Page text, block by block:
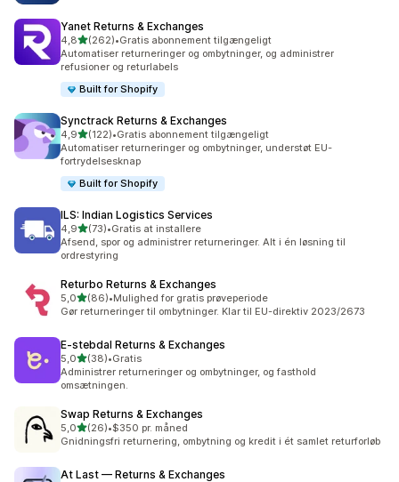
Yanet Returns & Exchanges
4,8ud af 5 stjerner
(262)
262 anmeldelser i alt
•Gratis abonnement tilgængeligt
Automatiser returneringer og ombytninger, og administrer
refusioner og returlabels
Built for Shopify
Synctrack Returns & Exchanges
4,9ud af 5 stjerner
(122)
122 anmeldelser i alt
•Gratis abonnement tilgængeligt
Automatiser returneringer og ombytninger, understøt EU-
fortrydelsesknap
Built for Shopify
ILS: Indian Logistics Services
4,9ud af 5 stjerner
(73)
73 anmeldelser i alt
•Gratis at installere
Afsend, spor og administrer returneringer. Alt i én løsning til
ordrestyring
Returbo Returns & Exchanges
5,0ud af 5 stjerner
(86)
86 anmeldelser i alt
•Mulighed for gratis prøveperiode
Gør returneringer til ombytninger. Klar til EU-direktiv 2023/2673
E‑stebdal Returns & Exchanges
5,0ud af 5 stjerner
(38)
38 anmeldelser i alt
•Gratis
Administrer returneringer og ombytninger, og fasthold
omsætningen.
Swap Returns & Exchanges
5,0ud af 5 stjerner
(26)
26 anmeldelser i alt
•$350 pr. måned
Gnidningsfri returnering, ombytning og kredit i ét samlet returforløb
At Last — Returns & Exchanges